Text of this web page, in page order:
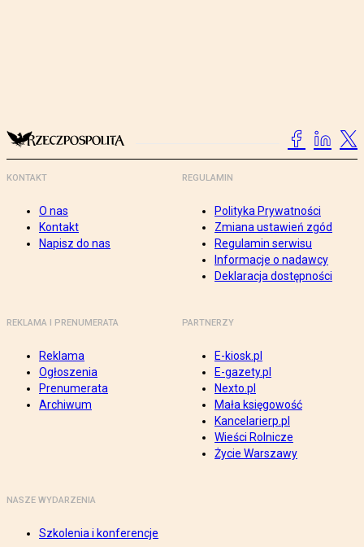
KONTAKT
O nas
Kontakt
Napisz do nas
REGULAMIN
Polityka Prywatności
Zmiana ustawień zgód
Regulamin serwisu
Informacje o nadawcy
Deklaracja dostępności
REKLAMA I PRENUMERATA
Reklama
Ogłoszenia
Prenumerata
Archiwum
PARTNERZY
E-kiosk.pl
E-gazety.pl
Nexto.pl
Mała księgowość
Kancelarierp.pl
Wieści Rolnicze
Życie Warszawy
NASZE WYDARZENIA
Szkolenia i konferencje